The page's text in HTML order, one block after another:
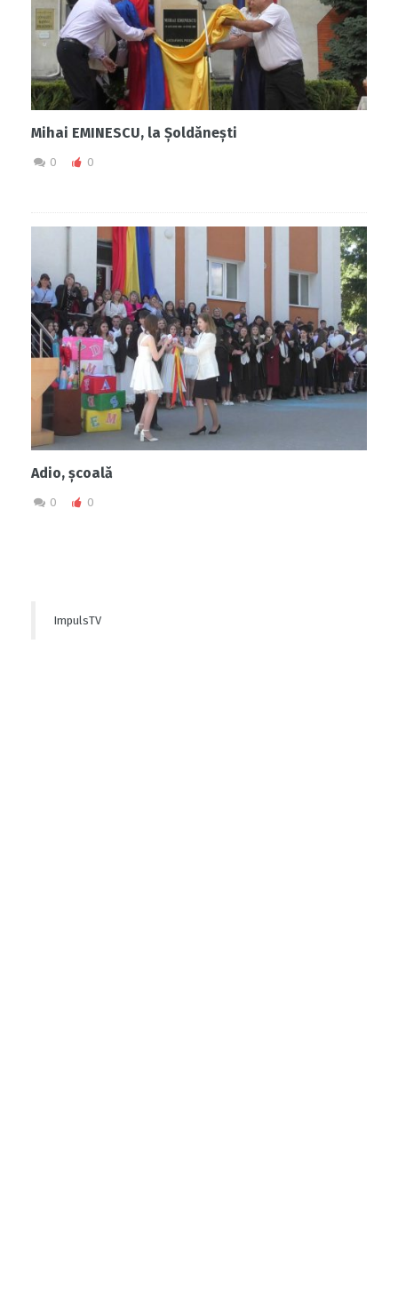
Mihai EMINESCU, la Șoldănești
0 0
Adio, școală
0 0
ImpulsTV